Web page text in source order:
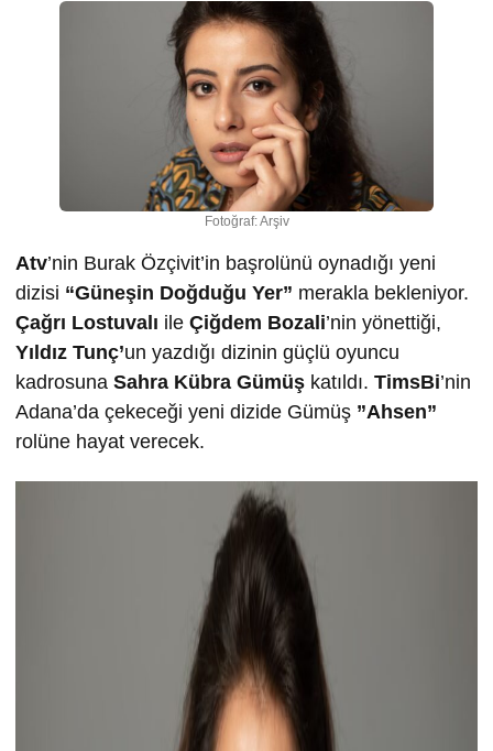
Fotoğraf: Arşiv
Atv’nin Burak Özçivit’in başrolünü oynadığı yeni
dizisi “Güneşin Doğduğu Yer” merakla bekleniyor.
Çağrı Lostuvalı ile Çiğdem Bozali’nin yönettiği,
Yıldız Tunç’un yazdığı dizinin güçlü oyuncu
kadrosuna Sahra Kübra Gümüş katıldı. TimsBi’nin
Adana’da çekeceği yeni dizide Gümüş ”Ahsen”
rolüne hayat verecek.